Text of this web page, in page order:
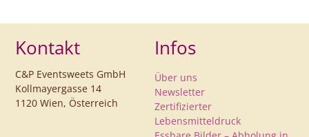
Kontakt
C&P Eventsweets GmbH
Kollmayergasse 14
1120 Wien, Österreich
Infos
Über uns
Newsletter
Zertifizierter
Lebensmitteldruck